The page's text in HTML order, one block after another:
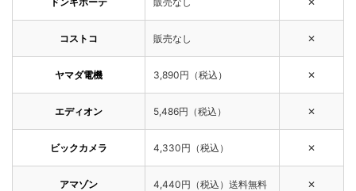
コストコ 販売なし ✕
ヤマダ電機 3,890円（税込） ✕
エディオン 5,486円（税込） ✕
ビックカメラ 4,330円（税込） ✕
アマゾン 4,440円（税込）送料無料 ✕